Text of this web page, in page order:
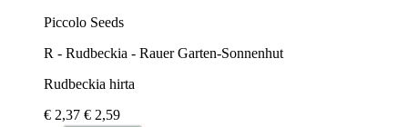
Piccolo Seeds
R - Rudbeckia - Rauer Garten-Sonnenhut
Rudbeckia hirta
€ 2,37 € 2,59